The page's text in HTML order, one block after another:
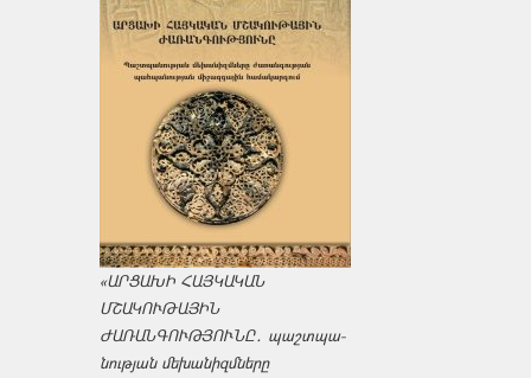
«ԱՐՑԱԽԻ ՀԱՅԿԱԿԱՆ
ՄՇԱԿՈՒԹԱՅԻՆ
ԺԱՌԱՆԳՈՒԹՅՈՒՆԸ․ պաշտպա­
նության մեխանիզմները